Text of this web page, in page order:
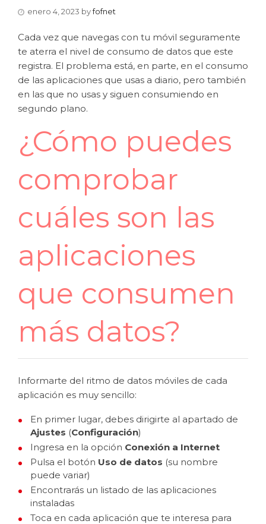
enero 4, 2023 byfofnet
Cada vez que navegas con tu móvil seguramente
te aterra el nivel de consumo de datos que este
registra. El problema está, en parte, en el consumo
de las aplicaciones que usas a diario, pero también
en las que no usas y siguen consumiendo en
segundo plano.
¿Cómo puedes
comprobar
cuáles son las
aplicaciones
que consumen
más datos?
Informarte del ritmo de datos móviles de cada
aplicación es muy sencillo:
En primer lugar, debes dirigirte al apartado de
Ajustes (Configuración)
Ingresa en la opción Conexión a Internet
Pulsa el botón Uso de datos (su nombre
puede variar)
Encontrarás un listado de las aplicaciones
instaladas
Toca en cada aplicación que te interesa para